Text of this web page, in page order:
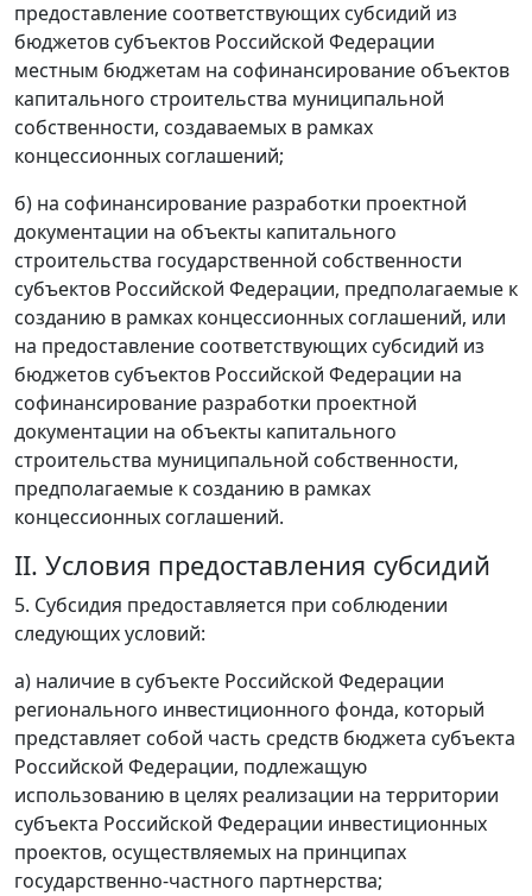
предоставление соответствующих субсидий из
бюджетов субъектов Российской Федерации
местным бюджетам на софинансирование объектов
капитального строительства муниципальной
собственности, создаваемых в рамках
концессионных соглашений;
б) на софинансирование разработки проектной
документации на объекты капитального
строительства государственной собственности
субъектов Российской Федерации, предполагаемые к
созданию в рамках концессионных соглашений, или
на предоставление соответствующих субсидий из
бюджетов субъектов Российской Федерации на
софинансирование разработки проектной
документации на объекты капитального
строительства муниципальной собственности,
предполагаемые к созданию в рамках
концессионных соглашений.
II. Условия предоставления субсидий
5. Субсидия предоставляется при соблюдении
следующих условий:
а) наличие в субъекте Российской Федерации
регионального инвестиционного фонда, который
представляет собой часть средств бюджета субъекта
Российской Федерации, подлежащую
использованию в целях реализации на территории
субъекта Российской Федерации инвестиционных
проектов, осуществляемых на принципах
государственно-частного партнерства;